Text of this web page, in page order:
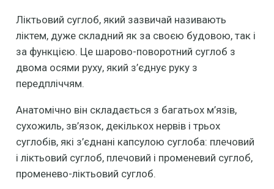
Ліктьовий суглоб, який зазвичай називають
ліктем, дуже складний як за своєю будовою, так і
за функцією. Це шарово-поворотний суглоб з
двома осями руху, який з’єднує руку з
передпліччям.
Анатомічно він складається з багатьох м’язів,
сухожиль, зв’язок, декількох нервів і трьох
суглобів, які з’єднані капсулою суглоба: плечовий
і ліктьовий суглоб, плечовий і променевий суглоб,
променево-ліктьовий суглоб.